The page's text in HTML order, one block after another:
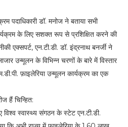
पदाधिकारी डॉ. मनोज ने बताया सभी
के लिए सशक्त रूप से प्रशिक्षित करने की
एक्सपर्ट, एन.टी.डी. डॉ. इंद्रनाथ बनर्जी ने
उन्मूलन के विभिन्न चरणों के बारे में विस्तार
फ़ाइलेरिया उन्मूलन कार्यक्रम का एक
हैं चिन्हित:
विश्व स्वास्थ्य संगठन के स्टेट एन.टी.डी.